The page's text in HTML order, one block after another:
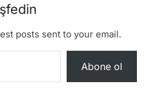
posts sent to your email.
Abone ol